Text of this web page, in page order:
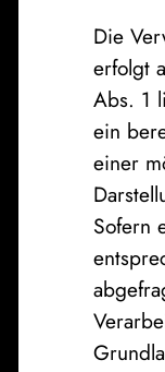
Die
erfolgt
Abs. 1
ein
einer
Sofern